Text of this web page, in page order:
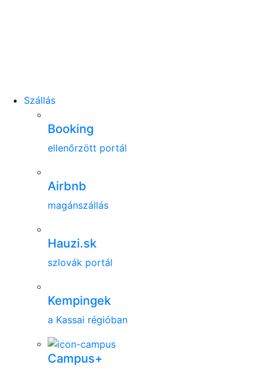
Szállás
Booking
ellenőrzött portál
Airbnb
magánszállás
Hauzi.sk
szlovák portál
Kempingek
a Kassai régióban
Campus+